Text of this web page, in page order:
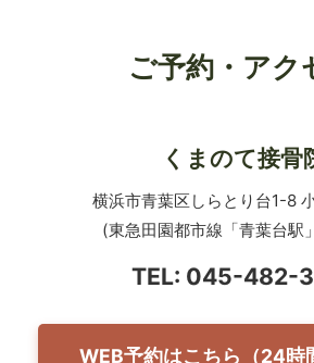
ご予約・アク
くまのて接骨
横浜市青葉区しらとり台1-8
(東急田園都市線「青葉台駅
TEL: 045-482-
WEB予約はこちら（24時